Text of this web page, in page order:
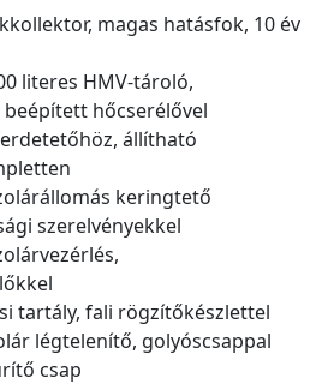
magas hatásfok, 10 év
literes HMV-tároló,
hőcserélővel
állítható
keringtető
szerelvényekkel
tartály, fali rögzítőkészlettel
légtelenítő, golyóscsappal
csap